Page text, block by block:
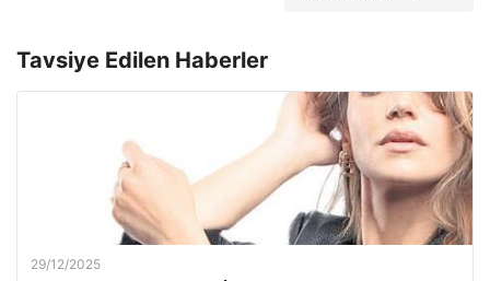
Tavsiye Edilen Haberler
29/12/2025